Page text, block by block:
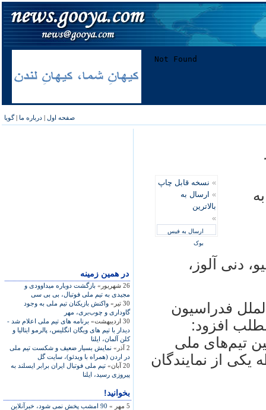
صفحه اول | درباره ما |گویا
در همين زمينه
26 شهریور»
بازگشت دوباره میداوودی و
مجیدی به تیم ملی فوتبال، بی بی سی
30 تیر»
واکنش بازیکنان تیم ملی به وجود
گاوداری و چوب‌بری، مهر
30 اردیبهشت»
برنامه های تیم ملی اعلام شد -
ديدار با تیم های ویگان انگلیس، پالرمو ایتالیا و
کلن آلمان، ایلنا
2 آذر»
نمایش بسیار ضعیف و شکست تیم ملی
در اردن (همراه با ویدئو)، سایت گل
20 آبان»
تیم ملی فوتبال ایران برابر ایسلند به
پیروزی رسید، ایلنا
بخوانید!
5 مهر »
90 امشب پخش نمی شود، خبرآنلاین
» نسخه قابل چاپ
» ارسال به
بالاترین
»
ارسال به فیس
بوک
دنی آلوز،
فدراسیون
افزود:
تیم‌های ملی
یکی از نمایندگان